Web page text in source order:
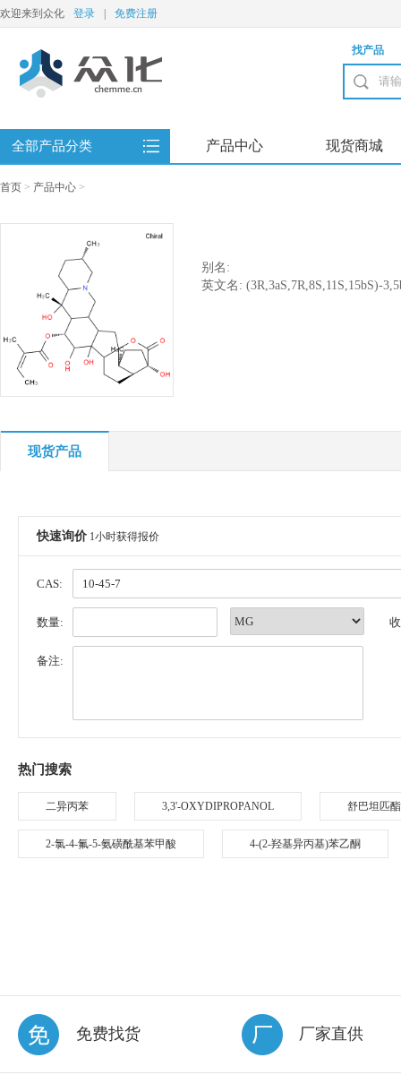
欢迎来到众化 登录 免费注册
找产品
全部产品分类 产品中心 现货商城
首页 > 产品中心 >
别名:
英文名: (3R,3aS,7R,8S,11S,15bS)-
现货产品
快速询价 1小时获得报价
CAS:
数量:
备注:
热门搜索
二异丙苯 3,3'-OXYDIPROPANOL 舒巴坦匹酯
2-氯-4-氟-5-氨磺酰基苯甲酸 4-(2-羟基异丙基)苯乙酮
免费找货 厂家直供